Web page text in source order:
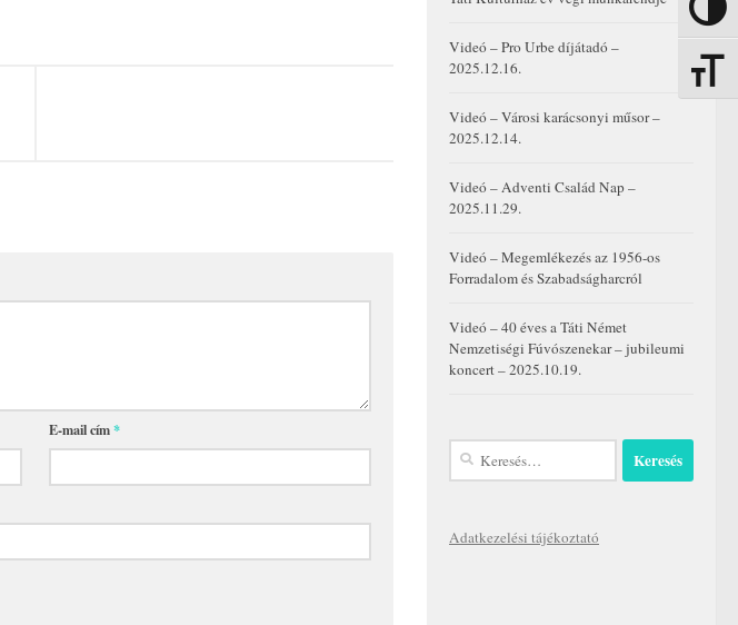
Nagy
E-mail cím*
Videó – Pro Urbe díjátadó –
2025.12.16.
Videó – Városi karácsonyi műsor –
2025.12.14.
Videó – Adventi Család Nap –
2025.11.29.
Videó – Megemlékezés az 1956-os
Forradalom és Szabadságharcról
Videó – 40 éves a Táti Német
Nemzetiségi Fúvószenekar – jubileumi
koncert – 2025.10.19.
Keresés:
Adatkezelési tájékoztató